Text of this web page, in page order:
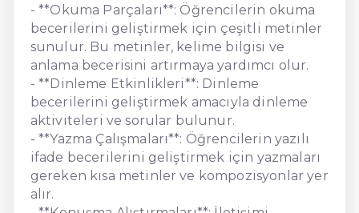
- **Okuma Parçaları**: Öğrencilerin okuma
becerilerini geliştirmek için çeşitli metinler
sunulur. Bu metinler, kelime bilgisi ve
anlama becerisini artırmaya yardımcı olur.
- **Dinleme Etkinlikleri**: Dinleme
becerilerini geliştirmek amacıyla dinleme
aktiviteleri ve sorular bulunur.
- **Yazma Çalışmaları**: Öğrencilerin yazılı
ifade becerilerini geliştirmek için yazmaları
gereken kısa metinler ve kompozisyonlar yer
alır.